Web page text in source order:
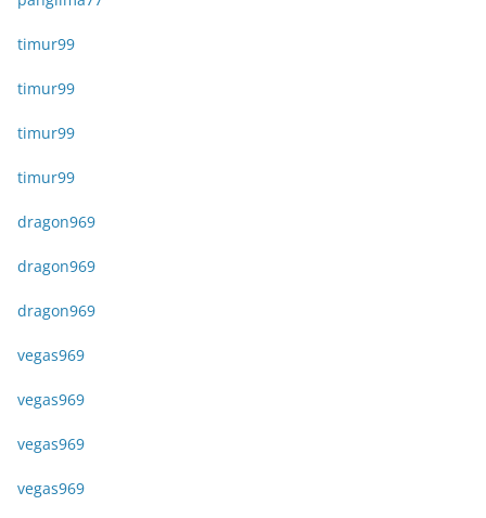
timur99
timur99
timur99
timur99
dragon969
dragon969
dragon969
vegas969
vegas969
vegas969
vegas969